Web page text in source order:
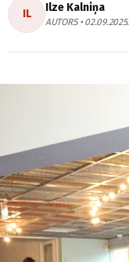
IL Ilze Kalniņa
AUTORS • 02.09.2025.